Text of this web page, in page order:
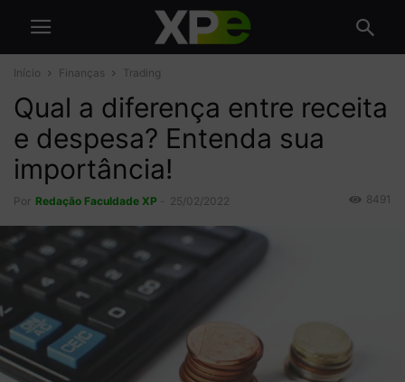
Início Finanças Trading
Qual a diferença entre receita
e despesa? Entenda sua
importância!
Por Redação Faculdade XP 25/02/2022 8491